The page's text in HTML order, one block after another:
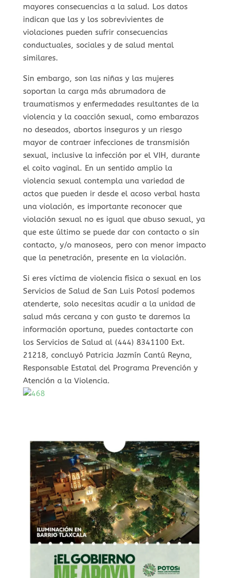
mayores consecuencias a la salud. Los datos
indican que las y los sobrevivientes de
violaciones pueden sufrir consecuencias
conductuales, sociales y de salud mental
similares.
Sin embargo, son las niñas y las mujeres
soportan la carga más abrumadora de
traumatismos y enfermedades resultantes de la
violencia y la coacción sexual, como embarazos
no deseados, abortos inseguros y un riesgo
mayor de contraer infecciones de transmisión
sexual, inclusive la infección por el VIH, durante
el coito vaginal. En un sentido amplio la
violencia sexual contempla una variedad de
actos que pueden ir desde el acoso verbal hasta
una violación, es importante reconocer que
violación sexual no es igual que abuso sexual, ya
que este último se puede dar con contacto o sin
contacto, y/o manoseos, pero con menor impacto
que la penetración, presente en la violación.
Si eres víctima de violencia física o sexual en los
Servicios de Salud de San Luis Potosí podemos
atenderte, solo necesitas acudir a la unidad de
salud más cercana y con gusto te daremos la
información oportuna, puedes contactarte con
los Servicios de Salud al (444) 8341100 Ext.
21218, concluyó Patricia Jazmín Cantú Reyna,
Responsable Estatal del Programa Prevención y
Atención a la Violencia.